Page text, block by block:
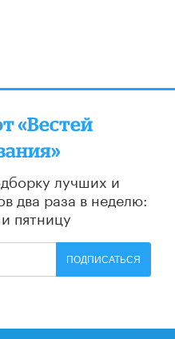
«Вестей
лучших и
два раза в неделю:
пятницу
ПОДПИСАТЬСЯ